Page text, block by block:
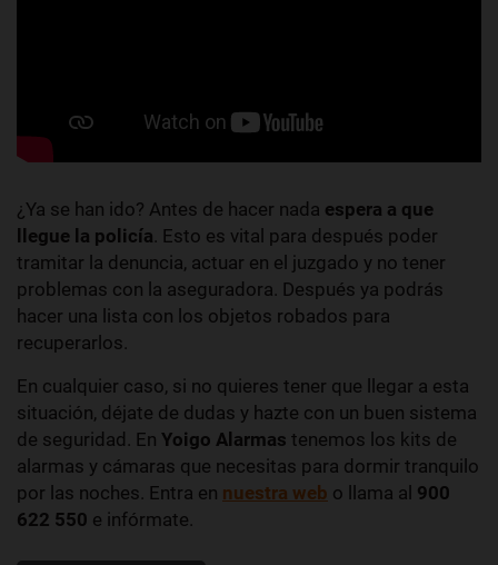
¿Ya se han ido? Antes de hacer nada espera a que
llegue la policía. Esto es vital para después poder
tramitar la denuncia, actuar en el juzgado y no tener
problemas con la aseguradora. Después ya podrás
hacer una lista con los objetos robados para
recuperarlos.
En cualquier caso, si no quieres tener que llegar a esta
situación, déjate de dudas y hazte con un buen sistema
de seguridad. En Yoigo Alarmas tenemos los kits de
alarmas y cámaras que necesitas para dormir tranquilo
por las noches. Entra en nuestra web o llama al 900
622 550 e infórmate.